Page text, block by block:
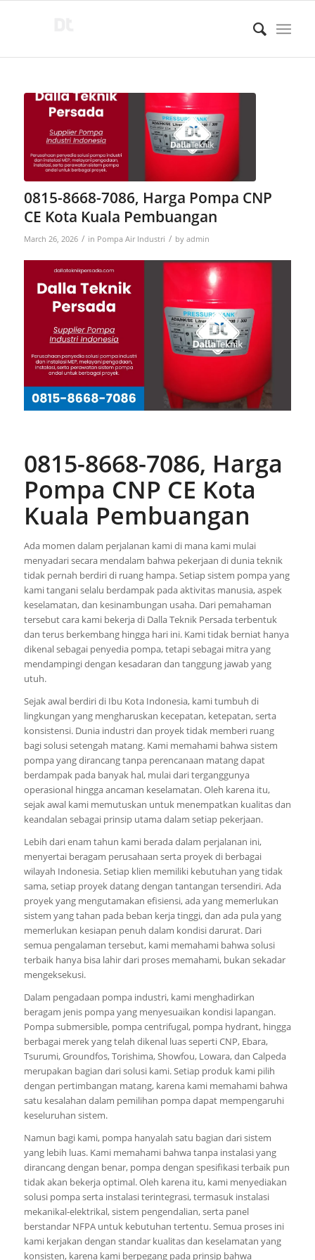
0815-8668-7086, Harga Pompa CNP
CE Kota Kuala Pembuangan
March 26, 2026 / in Pompa Air Industri / by admin
0815-8668-7086, Harga
Pompa CNP CE Kota
Kuala Pembuangan
Ada momen dalam perjalanan kami di mana kami mulai
menyadari secara mendalam bahwa pekerjaan di dunia teknik
tidak pernah berdiri di ruang hampa. Setiap sistem pompa yang
kami tangani selalu berdampak pada aktivitas manusia, aspek
keselamatan, dan kesinambungan usaha. Dari pemahaman
tersebut cara kami bekerja di Dalla Teknik Persada terbentuk
dan terus berkembang hingga hari ini. Kami tidak berniat hanya
dikenal sebagai penyedia pompa, tetapi sebagai mitra yang
mendampingi dengan kesadaran dan tanggung jawab yang
utuh.
Sejak awal berdiri di Ibu Kota Indonesia, kami tumbuh di
lingkungan yang mengharuskan kecepatan, ketepatan, serta
konsistensi. Dunia industri dan proyek tidak memberi ruang
bagi solusi setengah matang. Kami memahami bahwa sistem
pompa yang dirancang tanpa perencanaan matang dapat
berdampak pada banyak hal, mulai dari terganggunya
operasional hingga ancaman keselamatan. Oleh karena itu,
sejak awal kami memutuskan untuk menempatkan kualitas dan
keandalan sebagai prinsip utama dalam setiap pekerjaan.
Lebih dari enam tahun kami berada dalam perjalanan ini,
menyertai beragam perusahaan serta proyek di berbagai
wilayah Indonesia. Setiap klien memiliki kebutuhan yang tidak
sama, setiap proyek datang dengan tantangan tersendiri. Ada
proyek yang mengutamakan efisiensi, ada yang memerlukan
sistem yang tahan pada beban kerja tinggi, dan ada pula yang
memerlukan kesiapan penuh dalam kondisi darurat. Dari
semua pengalaman tersebut, kami memahami bahwa solusi
terbaik hanya bisa lahir dari proses memahami, bukan sekadar
mengeksekusi.
Dalam pengadaan pompa industri, kami menghadirkan
beragam jenis pompa yang menyesuaikan kondisi lapangan.
Pompa submersible, pompa centrifugal, pompa hydrant, hingga
berbagai merek yang telah dikenal luas seperti CNP, Ebara,
Tsurumi, Groundfos, Torishima, Showfou, Lowara, dan Calpeda
merupakan bagian dari solusi kami. Setiap produk kami pilih
dengan pertimbangan matang, karena kami memahami bahwa
satu kesalahan dalam pemilihan pompa dapat mempengaruhi
keseluruhan sistem.
Namun bagi kami, pompa hanyalah satu bagian dari sistem
yang lebih luas. Kami memahami bahwa tanpa instalasi yang
dirancang dengan benar, pompa dengan spesifikasi terbaik pun
tidak akan bekerja optimal. Oleh karena itu, kami menyediakan
solusi pompa serta instalasi terintegrasi, termasuk instalasi
mekanikal-elektrikal, sistem pengendalian, serta panel
berstandar NFPA untuk kebutuhan tertentu. Semua proses ini
kami kerjakan dengan standar kualitas dan keselamatan yang
konsisten, karena kami berpegang pada prinsip bahwa